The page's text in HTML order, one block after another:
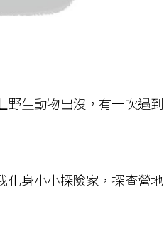
生動物出沒，有一次遇到
身小小探險家，探查營地